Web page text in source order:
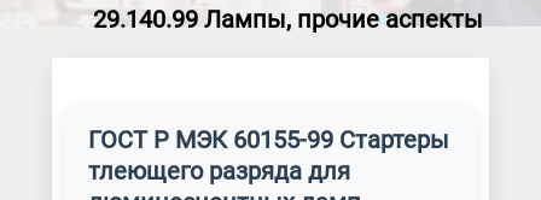
29.140.99 Лампы, прочие аспекты
ГОСТ Р МЭК 60155-99 Стартеры
тлеющего разряда для